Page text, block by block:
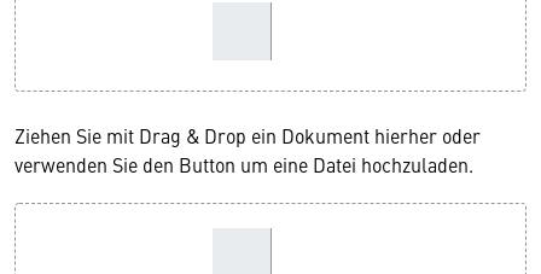
Ziehen Sie mit Drag & Drop ein Dokument hierher oder
verwenden Sie den Button um eine Datei hochzuladen.